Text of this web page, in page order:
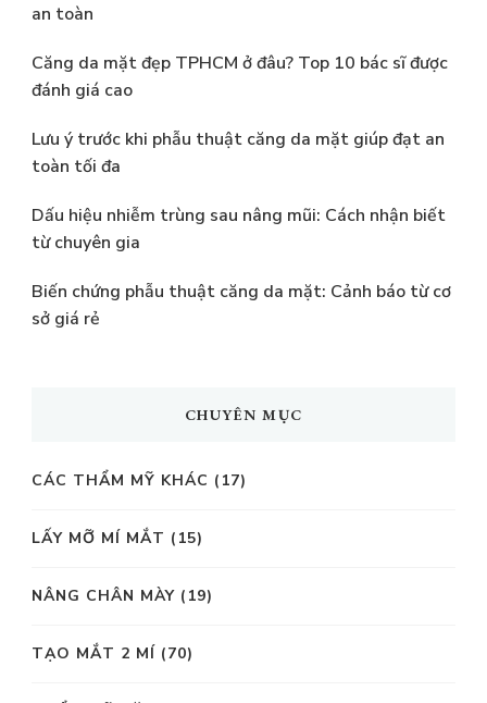
an toàn
Căng da mặt đẹp TPHCM ở đâu? Top 10 bác sĩ được
đánh giá cao
Lưu ý trước khi phẫu thuật căng da mặt giúp đạt an
toàn tối đa
Dấu hiệu nhiễm trùng sau nâng mũi: Cách nhận biết
từ chuyên gia
Biến chứng phẫu thuật căng da mặt: Cảnh báo từ cơ
sở giá rẻ
CHUYÊN MỤC
CÁC THẨM MỸ KHÁC (17)
LẤY MỠ MÍ MẮT (15)
NÂNG CHÂN MÀY (19)
TẠO MẮT 2 MÍ (70)